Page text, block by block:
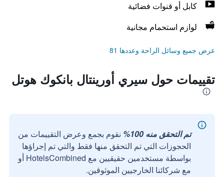
كابل أو قنوات فضائية
لوازم استحمام مجانية
عرض جميع وسائل الراحة وعددها 81
تقييمات حول سيري أورينتال بانكوك هوتل
تم التحقق منه 100%
نقوم بجمع وعرض التقييمات من
الحجوزات التي تم التحقق منها فقط والتي تم إجراؤها
بواسطة مستخدمين حقيقيين مع HotelsCombined أو
مع شركائنا الخارجيين الموثوقين.